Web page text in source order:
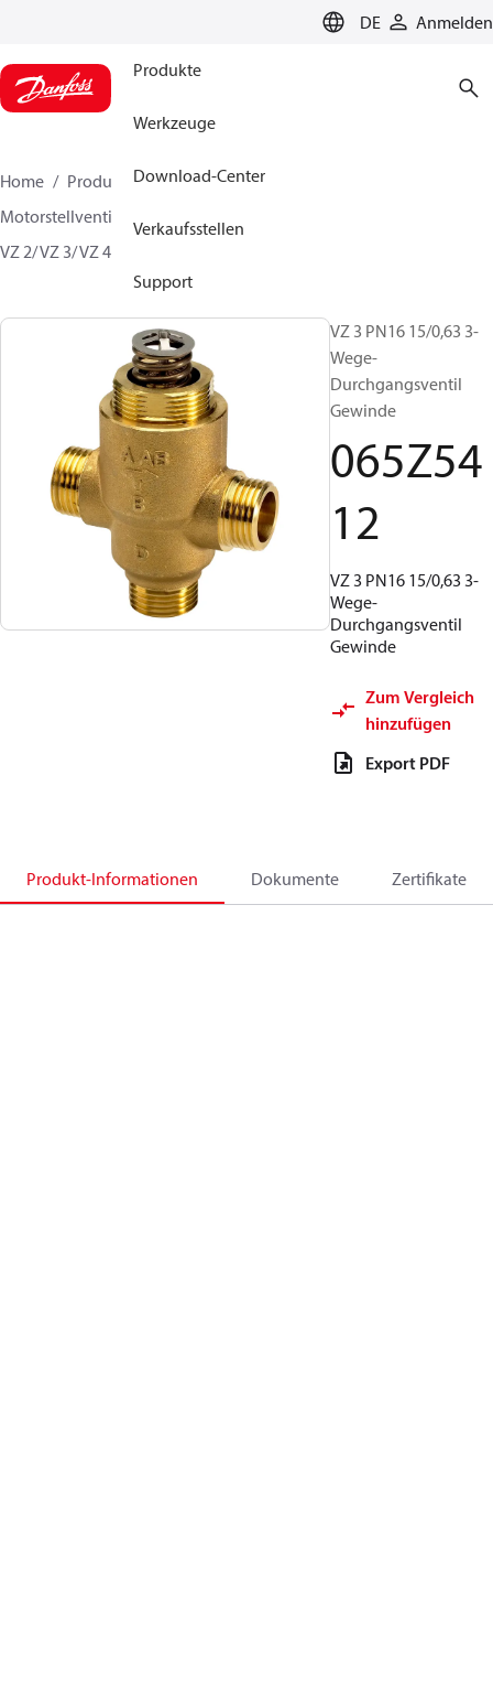
DE Anmelden
Produkte
Werkzeuge
Download-Center
Verkaufsstellen
Support
Home Produkte
Lösung für Wärmetechnik
Motorstellventile
Absperrventile
VZ 2/ VZ 3/ VZ 4
VZ 3 PN16 15/0,63 3-
Wege-
Durchgangsventil
Gewinde
065Z54
12
VZ 3 PN16 15/0,63 3-
Wege-
Durchgangsventil
Gewinde
Zum Vergleich
hinzufügen
Export PDF
Produkt-Informationen Dokumente Zertifikate